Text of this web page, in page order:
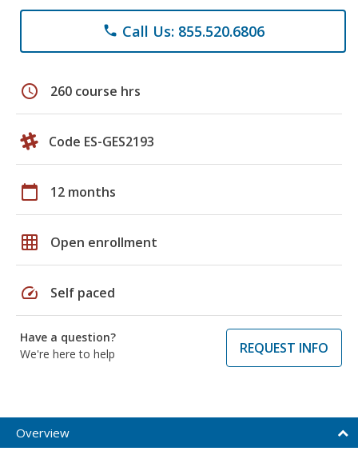
phone Call Us: 855.520.6806
schedule 260 course hrs
Code ES-GES2193
calendar_today 12 months
grid_on Open enrollment
speed Self paced
Have a question?
We're here to help
REQUEST INFO
Overview